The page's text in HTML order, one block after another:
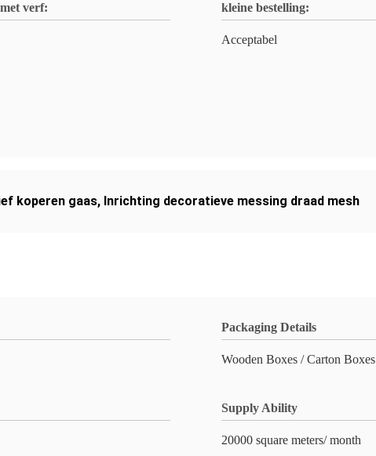
verf: kleine bestelling:
Acceptabel
koperen gaas, Inrichting decoratieve messing draad mesh
Packaging Details
Wooden Boxes / Carton Boxes
Supply Ability
20000 square meters/ month